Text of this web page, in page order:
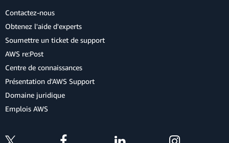
Contactez-nous
Obtenez l'aide d'experts
Soumettre un ticket de support
AWS re:Post
Centre de connaissances
Présentation d'AWS Support
Domaine juridique
Emplois AWS